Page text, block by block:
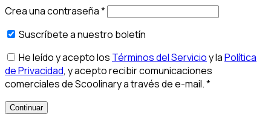
Crea una contraseña*
Suscríbete a nuestro boletín
He leído y acepto los Términos del Servicioy laPolítica
de Privacidad, y acepto recibir comunicaciones
comerciales de Scoolinary a través de e-mail.*
Continuar